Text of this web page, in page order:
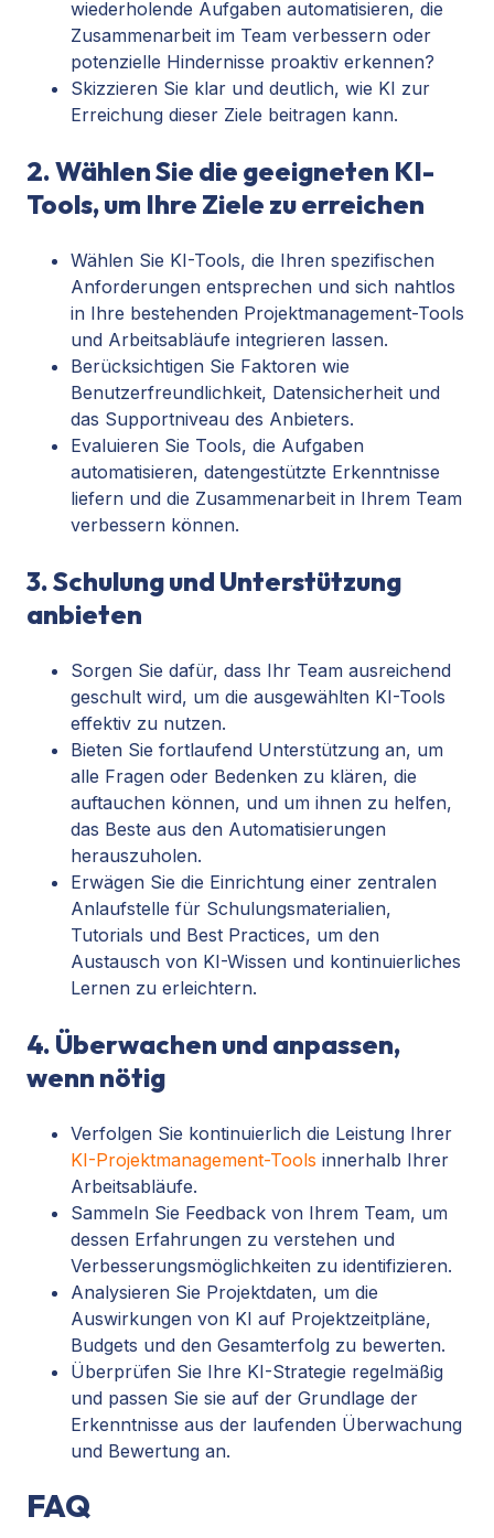
wiederholende Aufgaben automatisieren, die
Zusammenarbeit im Team verbessern oder
potenzielle Hindernisse proaktiv erkennen?
Skizzieren Sie klar und deutlich, wie KI zur
Erreichung dieser Ziele beitragen kann.
2. Wählen Sie die geeigneten KI-
Tools, um Ihre Ziele zu erreichen
Wählen Sie KI-Tools, die Ihren spezifischen
Anforderungen entsprechen und sich nahtlos
in Ihre bestehenden Projektmanagement-Tools
und Arbeitsabläufe integrieren lassen.
Berücksichtigen Sie Faktoren wie
Benutzerfreundlichkeit, Datensicherheit und
das Supportniveau des Anbieters.
Evaluieren Sie Tools, die Aufgaben
automatisieren, datengestützte Erkenntnisse
liefern und die Zusammenarbeit in Ihrem Team
verbessern können.
3. Schulung und Unterstützung
anbieten
Sorgen Sie dafür, dass Ihr Team ausreichend
geschult wird, um die ausgewählten KI-Tools
effektiv zu nutzen.
Bieten Sie fortlaufend Unterstützung an, um
alle Fragen oder Bedenken zu klären, die
auftauchen können, und um ihnen zu helfen,
das Beste aus den Automatisierungen
herauszuholen.
Erwägen Sie die Einrichtung einer zentralen
Anlaufstelle für Schulungsmaterialien,
Tutorials und Best Practices, um den
Austausch von KI-Wissen und kontinuierliches
Lernen zu erleichtern.
4. Überwachen und anpassen,
wenn nötig
Verfolgen Sie kontinuierlich die Leistung Ihrer
KI-Projektmanagement-Tools innerhalb Ihrer
Arbeitsabläufe.
Sammeln Sie Feedback von Ihrem Team, um
dessen Erfahrungen zu verstehen und
Verbesserungsmöglichkeiten zu identifizieren.
Analysieren Sie Projektdaten, um die
Auswirkungen von KI auf Projektzeitpläne,
Budgets und den Gesamterfolg zu bewerten.
Überprüfen Sie Ihre KI-Strategie regelmäßig
und passen Sie sie auf der Grundlage der
Erkenntnisse aus der laufenden Überwachung
und Bewertung an.
FAQ